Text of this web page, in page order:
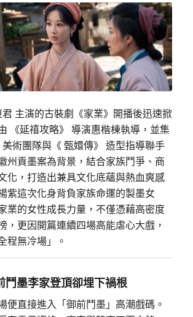
主演的古裝劇《家業》開播後迅速掀
《延禧攻略》 導演惠楷棟執導，並集
術團隊與《 甄嬛傳》 造型指導聯手
州貢墨案為背景，結合家族鬥爭、 商
化，打造出兼具文化底蘊與熱血爽感
紫這次化身背負家族命運的製墨女
業的女性成長力量，不僅憑藉高密度
，更因開篇連續四場高能虐心大戲，
程無冷場」。
鬥墨李家登頂卻埋下禍根
便直接進入「御前鬥墨」高潮戲碼。